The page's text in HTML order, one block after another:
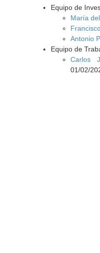
Equipo de
María
Antonio
Equipo de
Carlos
01/02/